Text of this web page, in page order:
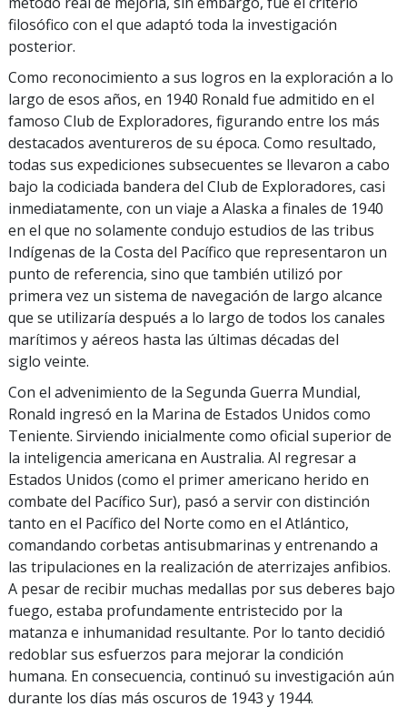
filosófico con el que adaptó toda la investigación
posterior.
Como reconocimiento a sus logros en la exploración a lo
largo de esos años, en 1940 Ronald fue admitido en el
famoso Club de Exploradores, figurando entre los más
destacados aventureros de su época. Como resultado,
todas sus expediciones subsecuentes se llevaron a cabo
bajo la codiciada bandera del Club de Exploradores, casi
inmediatamente, con un viaje a Alaska a finales de 1940
en el que no solamente condujo estudios de las tribus
Indígenas de la Costa del Pacífico que representaron un
punto de referencia, sino que también utilizó por
primera vez un sistema de navegación de largo alcance
que se utilizaría después a lo largo de todos los canales
marítimos y aéreos hasta las últimas décadas del
siglo veinte.
Con el advenimiento de la Segunda Guerra Mundial,
Ronald ingresó en la Marina de Estados Unidos como
Teniente. Sirviendo inicialmente como oficial superior de
la inteligencia americana en Australia. Al regresar a
Estados Unidos (como el primer americano herido en
combate del Pacífico Sur), pasó a servir con distinción
tanto en el Pacífico del Norte como en el Atlántico,
comandando corbetas antisubmarinas y entrenando a
las tripulaciones en la realización de aterrizajes anfibios.
A pesar de recibir muchas medallas por sus deberes bajo
fuego, estaba profundamente entristecido por la
matanza e inhumanidad resultante. Por lo tanto decidió
redoblar sus esfuerzos para mejorar la condición
humana. En consecuencia, continuó su investigación aún
durante los días más oscuros de 1943 y 1944.